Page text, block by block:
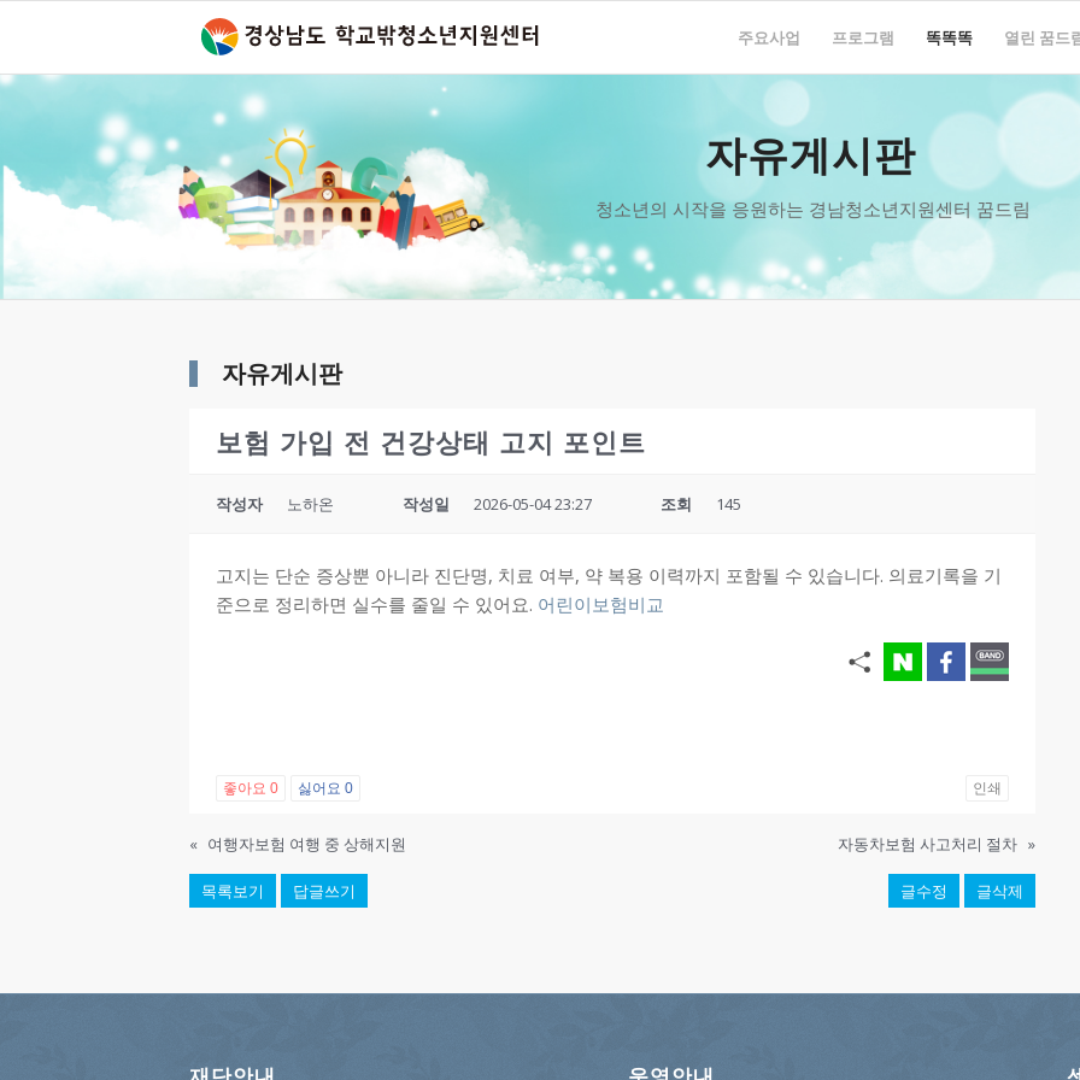
주요사업 프로그램 똑똑똑 열린 꿈드
자유게시판
청소년의 시작을 응원하는 경남청소년지원센터 꿈드림
자유게시판
보험 가입 전 건강상태 고지 포인트
작성자 노하온 작성일 2026-05-04 23:27 조회 145
고지는 단순 증상뿐 아니라 진단명, 치료 여부, 약 복용 이력까지 포함될 수 있습니다. 의료기록을 기
준으로 정리하면 실수를 줄일 수 있어요. 어린이보험비교
좋아요 0 싫어요 0 인쇄
« 여행자보험 여행 중 상해지원 자동차보험 사고처리 절차 »
목록보기 답글쓰기 글수정 글삭제